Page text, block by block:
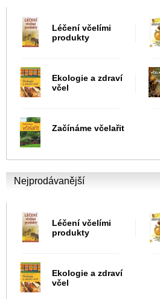
Léčení včelími
produkty
Ekologie a zdraví
včel
Začínáme včelařit
Nejprodávanější
Léčení včelími
produkty
Ekologie a zdraví
včel